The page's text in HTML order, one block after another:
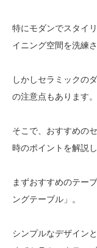
特にモダンでスタイ
イニング空間を洗練
しかしセラミックの
の注意点もあります。
そこで、おすすめの
時のポイントを解説し
まずおすすめのテー
ングテーブル」。
シンプルなデザイン